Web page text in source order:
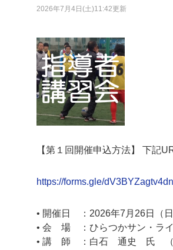
2026年7月4日(土)11:42更新
【第１回開催申込方法】 下記
https://forms.gle/
• 開催日 ：2026年7月26日（
• 会 場 ：ひらつかサン・ライ
• 講 師 ：白石 通史 氏 （U-